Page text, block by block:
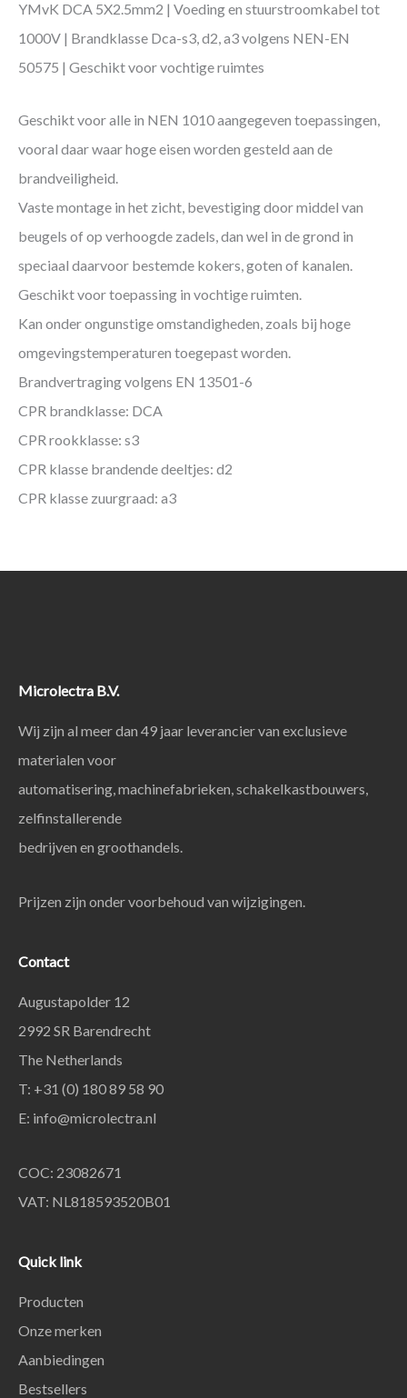
YMvK DCA 5X2.5mm2 | Voeding en stuurstroomkabel tot
1000V | Brandklasse Dca-s3, d2, a3 volgens NEN-EN
50575 | Geschikt voor vochtige ruimtes
Geschikt voor alle in NEN 1010 aangegeven toepassingen,
vooral daar waar hoge eisen worden gesteld aan de
brandveiligheid.
Vaste montage in het zicht, bevestiging door middel van
beugels of op verhoogde zadels, dan wel in de grond in
speciaal daarvoor bestemde kokers, goten of kanalen.
Geschikt voor toepassing in vochtige ruimten.
Kan onder ongunstige omstandigheden, zoals bij hoge
omgevingstemperaturen toegepast worden.
Brandvertraging volgens EN 13501-6
CPR brandklasse: DCA
CPR rookklasse: s3
CPR klasse brandende deeltjes: d2
CPR klasse zuurgraad: a3
Microlectra B.V.
Wij zijn al meer dan 49 jaar leverancier van exclusieve
materialen voor
automatisering, machinefabrieken, schakelkastbouwers,
zelfinstallerende
bedrijven en groothandels.
Prijzen zijn onder voorbehoud van wijzigingen.
Contact
Augustapolder 12
2992 SR Barendrecht
The Netherlands
T: +31 (0) 180 89 58 90
E: info@microlectra.nl
COC: 23082671
VAT: NL818593520B01
Quick link
Producten
Onze merken
Aanbiedingen
Bestsellers